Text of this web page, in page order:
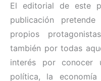
El editorial de este
publicación
propios
también por todas
interés por conocer
política, la